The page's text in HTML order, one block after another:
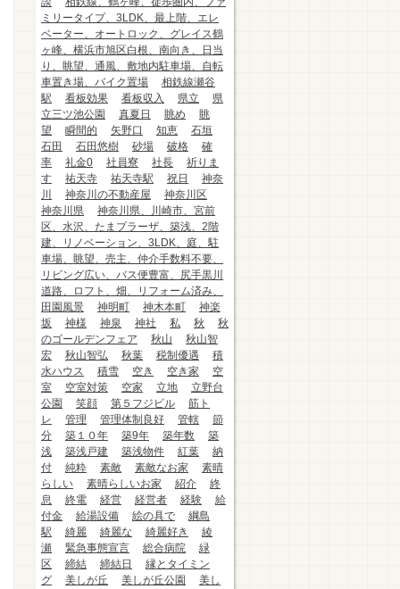
ミリータイプ、3LDK、最上階、エレ
ベーター、オートロック、グレイス鶴
ヶ峰、横浜市旭区白根、南向き、日当
り、眺望、通風、敷地内駐車場、自転
車置き場、バイク置場
相鉄線瀬谷
駅
看板効果 看板収入 県立
県
立三ツ池公園
真夏日 眺め
眺
望
瞬間的 矢野口 知恵
石垣
石田
石田悠樹 砂場 破格
確
率
礼金0 社員寮 社長
祈りま
す
祐天寺 祐天寺駅 祝日
神奈
川
神奈川の不動産屋
神奈川区
神奈川県
神奈川県、川崎市、宮前
区、水沢、たまプラーザ、築浅、2階
建、リノベーション、3LDK、庭、駐
車場、眺望、売主、仲介手数料不要、
リビング広い、バス便豊富、尻手黒川
道路、ロフト、畑、リフォーム済み、
田園風景
神明町 神木本町
神楽
坂
神様 神泉 神社 私 秋
秋
のゴールデンフェア
秋山
秋山智
宏
秋山智弘 秋葉 税制優遇
積
水ハウス
積雪 空き 空き家
空
室
空室対策 空家 立地
立野台
公園
笑顔 第５フジビル
筋ト
レ
管理 管理体制良好 管轄
節
分
築１０年 築9年 築年数
築
浅
築浅戸建 築浅物件 紅葉
納
付
純粋 素敵 素敵なお家
素晴
らしい
素晴らしいお家 紹介
終
息
終電 経営 経営者 経験
給
付金
給湯設備 絵の具で
綱島
駅
綺麗 綺麗な 綺麗好き
綾
瀬
緊急事態宣言 総合病院
緑
区
締結 締結日
縁とタイミン
グ
美しが丘 美しが丘公園
美し